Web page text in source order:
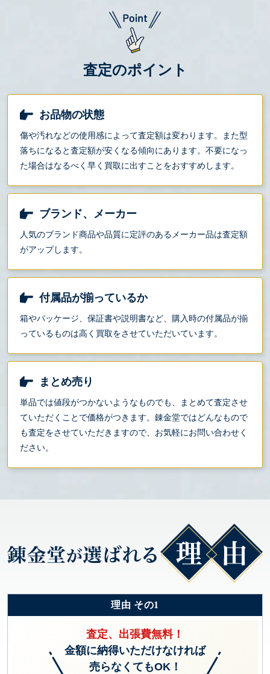
査定のポイント
お品物の状態
傷や汚れなどの使用感によって査定額は変わります。また型
落ちになると査定額が安くなる傾向にあります。不要になっ
た場合はなるべく早く買取に出すことをおすすめします。
ブランド、メーカー
人気のブランド商品や品質に定評のあるメーカー品は査定額
がアップします。
付属品が揃っているか
箱やパッケージ、保証書や説明書など、購入時の付属品が揃
っているものは高く買取をさせていただいています。
まとめ売り
単品では値段がつかないようなものでも、まとめて査定させ
ていただくことで価格がつきます。錬金堂ではどんなもので
も査定をさせていただきますので、お気軽にお問い合わせく
ださい。
理由 その1
査定、出張費無料！
金額に納得いただけなければ
売らなくてもOK！